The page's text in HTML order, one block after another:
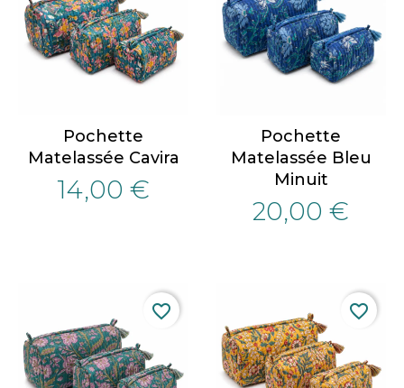
Pochette
Matelassée Cavira
14,00 €
Pochette
Matelassée Bleu
Minuit
20,00 €
favorite_border favorite_border